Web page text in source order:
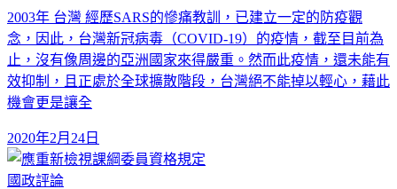
2003年 台灣 經歷SARS的慘痛教訓，已建立一定的防疫觀
念，因此，台灣新冠病毒（COVID-19）的疫情，截至目前為
止，沒有像周邊的亞洲國家來得嚴重。然而此疫情，還未能有
效抑制，且正處於全球擴散階段，台灣絕不能掉以輕心，藉此
機會更是讓全
2020年2月24日
國政評論